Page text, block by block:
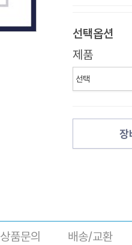
선택옵션
제품
장
상품문의 배송/교환